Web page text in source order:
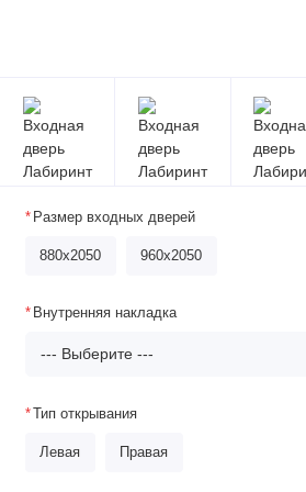
Размер входных дверей
880x2050 960x2050
Внутренняя накладка
Тип открывания
Левая Правая